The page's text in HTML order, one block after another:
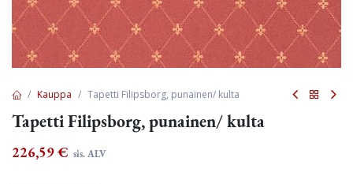
Kauppa Tapetti Filipsborg, punainen/ kulta
Tapetti Filipsborg, punainen/ kulta
226,59€ sis. ALV